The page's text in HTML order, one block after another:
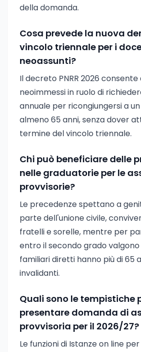
della domanda.
Cosa prevede la nuova
vincolo triennale per i
neoassunti?
Il decreto PNRR 2026
neoimmessi in ruolo di
annuale per ricongiungersi a
almeno 65 anni, senza dover
termine del vincolo triennale.
Chi può beneficiare delle
nelle graduatorie per le
provvisorie?
Le precedenze spettano a
parte dell'unione civile,
fratelli e sorelle, mentre per
entro il secondo grado valgono
familiari diretti hanno più di 65
invalidanti.
Quali sono le tempistiche
presentare domanda di
provvisoria per il 2026/27?
Le funzioni di Istanze on line